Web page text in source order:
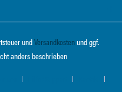
undVersandkostenund ggf.
anders beschrieben